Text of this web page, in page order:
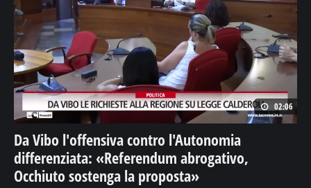
02:06
Da Vibo l'offensiva contro l'Autonomia
differenziata: «Referendum abrogativo,
Occhiuto sostenga la proposta»